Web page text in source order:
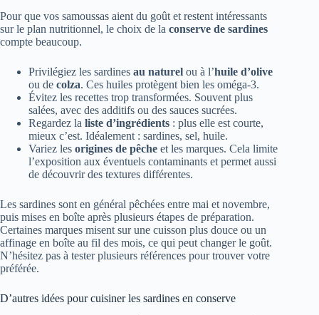
Pour que vos samoussas aient du goût et restent intéressants
sur le plan nutritionnel, le choix de la conserve de sardines
compte beaucoup.
Privilégiez les sardines au naturel ou à l’huile d’olive
ou de colza. Ces huiles protègent bien les oméga-3.
Évitez les recettes trop transformées. Souvent plus
salées, avec des additifs ou des sauces sucrées.
Regardez la liste d’ingrédients : plus elle est courte,
mieux c’est. Idéalement : sardines, sel, huile.
Variez les origines de pêche et les marques. Cela limite
l’exposition aux éventuels contaminants et permet aussi
de découvrir des textures différentes.
Les sardines sont en général pêchées entre mai et novembre,
puis mises en boîte après plusieurs étapes de préparation.
Certaines marques misent sur une cuisson plus douce ou un
affinage en boîte au fil des mois, ce qui peut changer le goût.
N’hésitez pas à tester plusieurs références pour trouver votre
préférée.
D’autres idées pour cuisiner les sardines en conserve